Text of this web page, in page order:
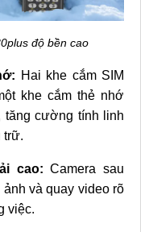
độ bền cao
Hai khe cắm SIM
khe cắm thẻ nhớ
tăng cường tính linh
trữ.
cao:Camera sau
và quay video rõ
việc.